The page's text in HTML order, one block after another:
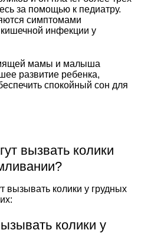
за помощью к педиатру.
симптомами
инфекции у
мамы и малыша
развитие ребенка,
спокойный сон для
вызвать колики
вызывать колики у грудных
колики у